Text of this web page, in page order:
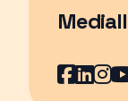
Sivu
Sivu